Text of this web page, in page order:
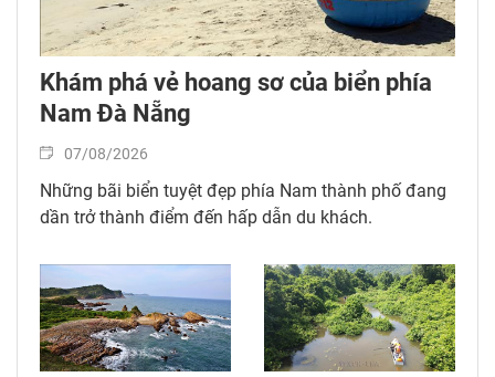
Khám phá vẻ hoang sơ của biển phía
Nam Đà Nẵng
07/08/2026
Những bãi biển tuyệt đẹp phía Nam thành phố đang
dần trở thành điểm đến hấp dẫn du khách.